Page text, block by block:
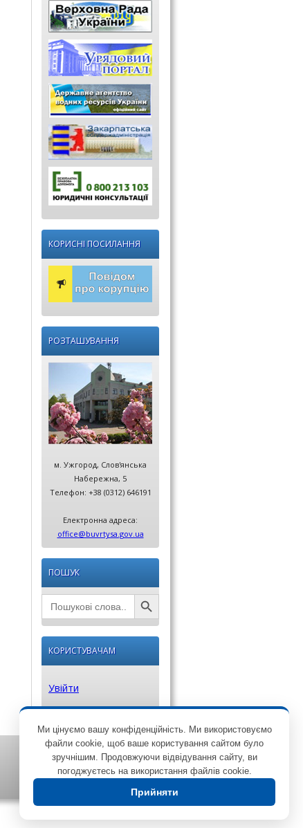
КОРИСНІ ПОСИЛАННЯ
РОЗТАШУВАННЯ
м. Ужгород, Слов'янська
Набережна, 5
Телефон: +38 (0312) 646191
Електронна адреса:
office@buvrtysa.gov.ua
ПОШУК
Search
for:
Search Button
КОРИСТУВАЧАМ
Увійти
Ми цінуємо вашу конфіденційність. Ми використовуємо
файли cookie, щоб ваше користування сайтом було
зручнішим. Продовжуючи відвідування сайту, ви
погоджуєтесь на використання файлів cookie.
Прийняти